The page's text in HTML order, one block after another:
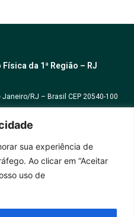
sua experiência de
Ao clicar em “Aceitar
uso de
da 1ª Região – RJ
Janeiro/RJ – Brasil CEP 20540-100